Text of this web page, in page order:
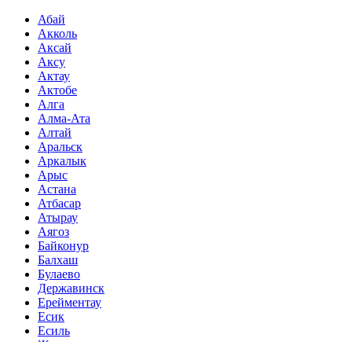
Абай
Акколь
Аксай
Аксу
Актау
Актобе
Алга
Алма-Ата
Алтай
Аральск
Аркалык
Арыс
Астана
Атбасар
Атырау
Аягоз
Байконур
Балхаш
Булаево
Державинск
Ерейментау
Есик
Есиль